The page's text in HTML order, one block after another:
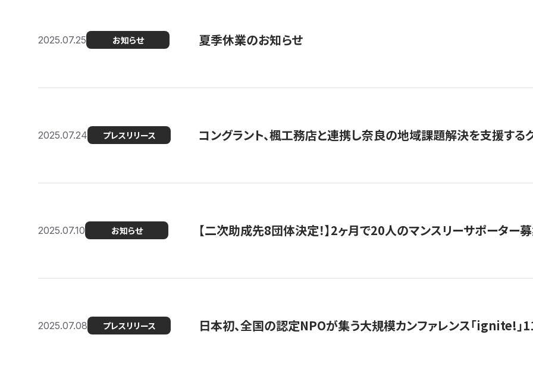
2025.07.25 お知らせ 夏季休業のお知らせ
2025.07.24 プレスリリース コングラント、楓工務店と連携し奈良の地域課題解決を支援する
2025.07.10 お知らせ 【二次助成先8団体決定！】2ヶ月で20人のマンスリーサポーター
2025.07.08 プレスリリース 日本初、全国の認定NPOが集う大規模カンファレンス「ignite!」